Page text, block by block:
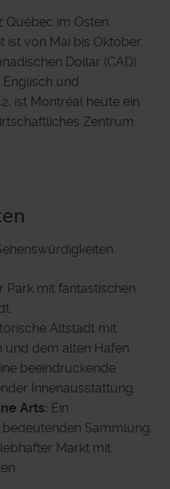
Québec im Osten
ist von Mai bis Oktober.
Dollar (CAD)
und
ist Montréal heute ein
Zentrum
Park mit fantastischen
Altstadt mit
dem alten Hafen.
beeindruckende
Innenausstattung.
Arts: Ein
Sammlung.
Markt mit